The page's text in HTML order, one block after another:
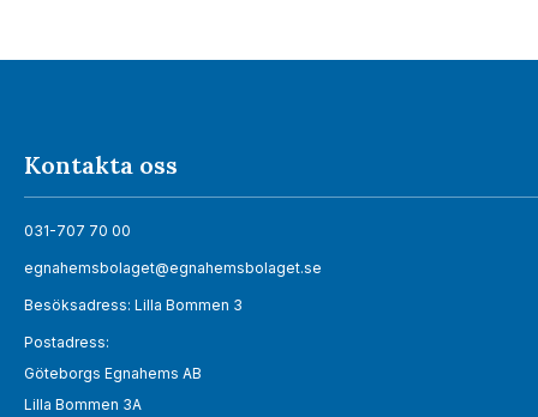
Kontakta oss
031-707 70 00
egnahemsbolaget@egnahemsbolaget.se
Besöksadress: Lilla Bommen 3
Postadress:
Göteborgs Egnahems AB
Lilla Bommen 3A